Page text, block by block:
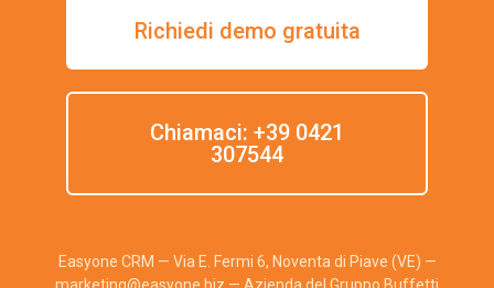
Richiedi demo gratuita
Chiamaci: +39 0421
307544
Easyone CRM — Via E. Fermi 6, Noventa di Piave (VE) —
marketing@easyone.biz — Azienda del Gruppo Buffetti